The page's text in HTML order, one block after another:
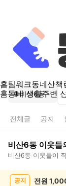
홈팀워크동네산책
홈동네 생활주변
비산6동
전체글 공지
비산6동 이웃들
비산6동 이웃들이
공지 전원